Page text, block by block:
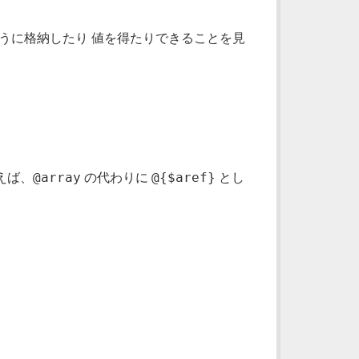
に格納したり 値を得たりできることを見
、 @array の代わりに @{$aref} とし